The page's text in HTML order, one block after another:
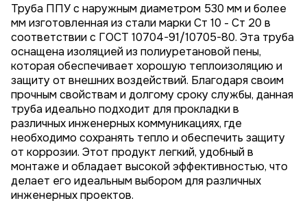
Труба ППУ с наружным диаметром 530 мм и более
мм изготовленная из стали марки Ст 10 - Ст 20 в
соответствии с ГОСТ 10704-91/10705-80. Эта труба
оснащена изоляцией из полиуретановой пены,
которая обеспечивает хорошую теплоизоляцию и
защиту от внешних воздействий. Благодаря своим
прочным свойствам и долгому сроку службы, данная
труба идеально подходит для прокладки в
различных инженерных коммуникациях, где
необходимо сохранять тепло и обеспечить защиту
от коррозии. Этот продукт легкий, удобный в
монтаже и обладает высокой эффективностью, что
делает его идеальным выбором для различных
инженерных проектов.